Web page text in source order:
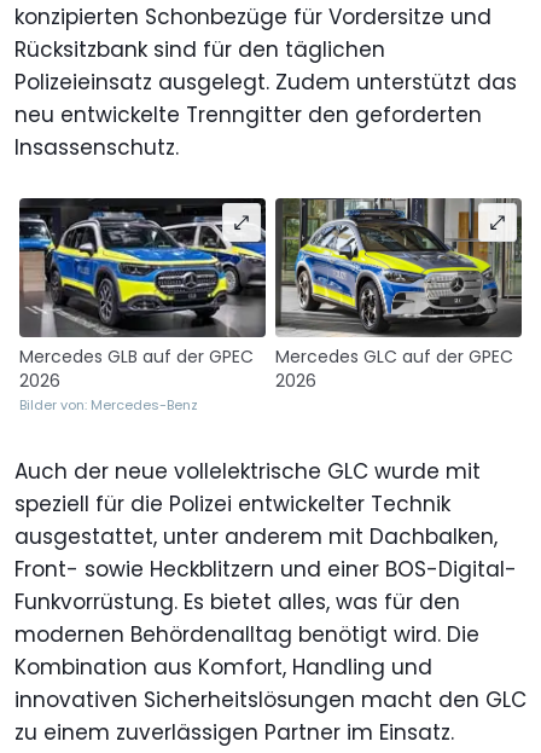
konzipierten Schonbezüge für Vordersitze und
Rücksitzbank sind für den täglichen
Polizeieinsatz ausgelegt. Zudem unterstützt das
neu entwickelte Trenngitter den geforderten
Insassenschutz.
Mercedes GLB auf der GPEC
2026
Bilder von: Mercedes-Benz
Mercedes GLC auf der GPEC
2026
Auch der neue vollelektrische GLC wurde mit
speziell für die Polizei entwickelter Technik
ausgestattet, unter anderem mit Dachbalken,
Front- sowie Heckblitzern und einer BOS-Digital-
Funkvorrüstung. Es bietet alles, was für den
modernen Behördenalltag benötigt wird. Die
Kombination aus Komfort, Handling und
innovativen Sicherheitslösungen macht den GLC
zu einem zuverlässigen Partner im Einsatz.